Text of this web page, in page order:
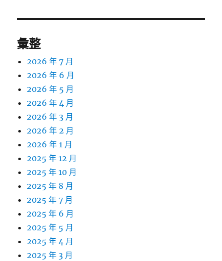
彙整
2026 年 7 月
2026 年 6 月
2026 年 5 月
2026 年 4 月
2026 年 3 月
2026 年 2 月
2026 年 1 月
2025 年 12 月
2025 年 10 月
2025 年 8 月
2025 年 7 月
2025 年 6 月
2025 年 5 月
2025 年 4 月
2025 年 3 月